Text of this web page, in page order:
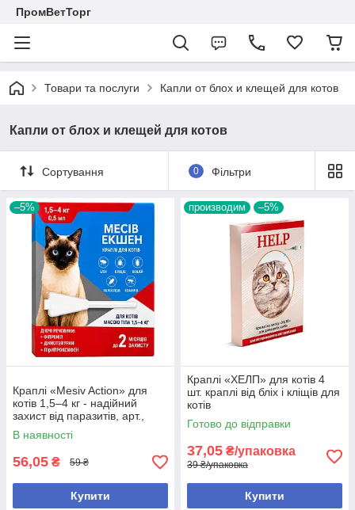
ПромВетТорг
Товари та послуги Капли от блох и клещей для котов
Капли от блох и клещей для котов
Сортування 0 Фільтри
–5%
Краплі «Mesiv Action» для
котів 1,5–4 кг - надійний
захист від паразитів, арт.,
(205935), 1,5-4 кг
В наявності
56,05 ₴ 59 ₴
Купити
производим –5%
Краплі «ХЕЛП» для котів 4
шт. краплі від бліх і кліщів для
котів
Готово до відправки
37,05 ₴/упаковка
39 ₴/упаковка
Купити